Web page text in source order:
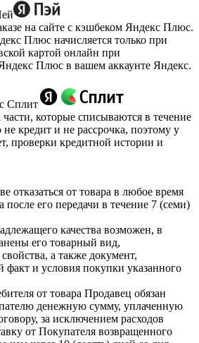
на сайте с кэшбеком Яндекс Плюс.
Плюс начисляется только при
картой онлайн при
Плюс в вашем аккаунте Яндекс.
Сплит
которые списываются в течение
кредит и не рассрочка, поэтому у
проверки кредитной истории и
отказаться от товара в любое время
после его передачи в течение 7 (семи)
качества возможен, в
его товарный вид,
а также документ,
и условия покупки указанного
от товара Продавец обязан
денежную сумму, уплаченную
за исключением расходов
от Покупателя возвращенного